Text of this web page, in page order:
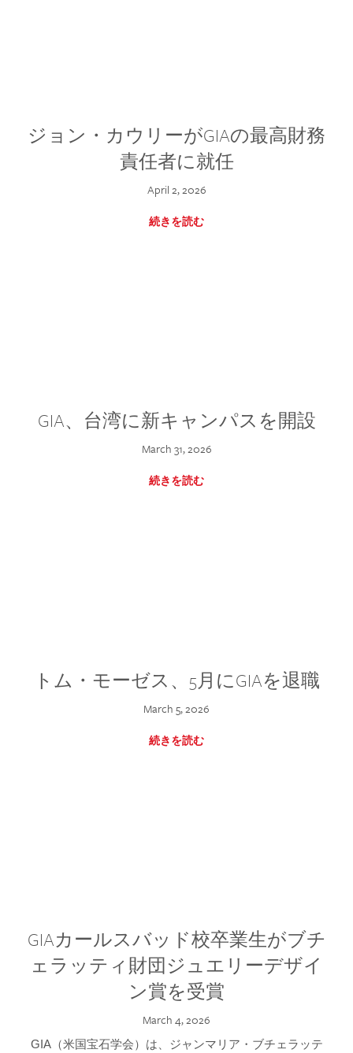
ジョン・カウリーがGIAの最高財務
責任者に就任
April 2, 2026
続きを読む
GIA、台湾に新キャンパスを開設
March 31, 2026
続きを読む
トム・モーゼス、5月にGIAを退職
March 5, 2026
続きを読む
GIAカールスバッド校卒業生がブチ
ェラッティ財団ジュエリーデザイ
ン賞を受賞
March 4, 2026
GIA（米国宝石学会）は、ジャンマリア・ブチェラッテ